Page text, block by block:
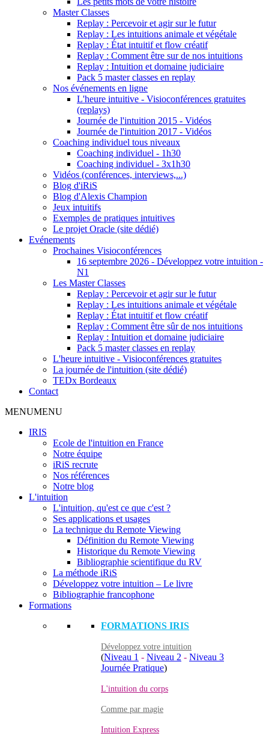
Master Classes
Replay : Percevoir et agir sur le futur
Replay : Les intuitions animale et végétale
Replay : État intuitif et flow créatif
Replay : Comment être sur de nos intuitions
Replay : Intuition et domaine judiciaire
Pack 5 master classes en replay
Nos événements en ligne
L'heure intuitive - Visioconférences gratuites
(replays)
Journée de l'intuition 2015 - Vidéos
Journée de l'intuition 2017 - Vidéos
Coaching individuel tous niveaux
Coaching individuel - 1h30
Coaching individuel - 3x1h30
Vidéos (conférences, interviews,...)
Blog d'iRiS
Blog d'Alexis Champion
Jeux intuitifs
Exemples de pratiques intuitives
Le projet Oracle (site dédié)
Evénements
Prochaines Visioconférences
16 septembre 2026 - Développez votre intuition -
N1
Les Master Classes
Replay : Percevoir et agir sur le futur
Replay : Les intuitions animale et végétale
Replay : État intuitif et flow créatif
Replay : Comment être sûr de nos intuitions
Replay : Intuition et domaine judiciaire
Pack 5 master classes en replay
L'heure intuitive - Visioconférences gratuites
La journée de l'intuition (site dédié)
TEDx Bordeaux
Contact
MENUMENU
IRIS
Ecole de l'intuition en France
Notre équipe
iRiS recrute
Nos références
Notre blog
L'intuition
L'intuition, qu'est ce que c'est ?
Ses applications et usages
La technique du Remote Viewing
Définition du Remote Viewing
Historique du Remote Viewing
Bibliographie scientifique du RV
La méthode iRiS
Développez votre intuition – Le livre
Bibliographie francophone
Formations
FORMATIONS IRIS
Développez votre intuition
(Niveau 1 - Niveau 2 - Niveau 3
Journée Pratique)
L'intuition du corps
Comme par magie
Intuition Express